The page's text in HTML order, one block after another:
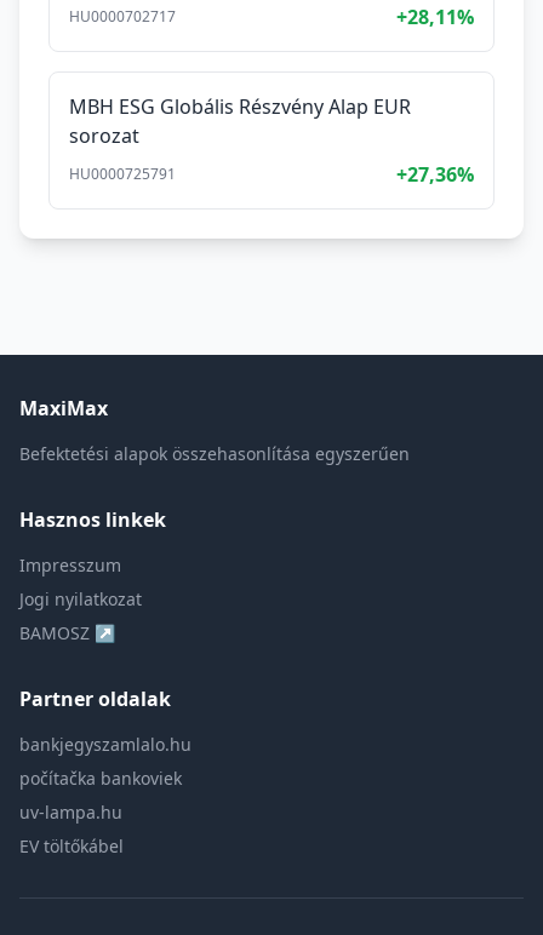
HU0000702717 +28,11%
MBH ESG Globális Részvény Alap EUR
sorozat
HU0000725791 +27,36%
MaxiMax
Befektetési alapok összehasonlítása egyszerűen
Hasznos linkek
Impresszum
Jogi nyilatkozat
BAMOSZ ↗
Partner oldalak
bankjegyszamlalo.hu
počítačka bankoviek
uv-lampa.hu
EV töltőkábel